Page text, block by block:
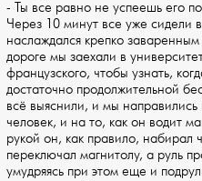
- Ты все равно не успеешь его
Через 10 минут все уже
наслаждался крепко
дороге мы заехали в
французского, чтобы узнать,
достаточно продолжительной
всё выяснили, и мы
человек, и на то, как он водит
рукой он, как правило, набирал
переключал магнитолу, а руль
умудряясь при этом еще и